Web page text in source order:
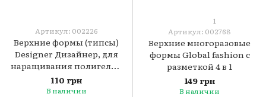
Артикул: 002226
Верхние формы (типсы)
Designer Дизайнер, для
наращивания полигелем
и акригелем, 120 шт./уп.
Rounded
110 грн
В наличии
1
Артикул: 002768
Верхние многоразовые
формы Global fashion с
разметкой 4 в 1
149 грн
В наличии